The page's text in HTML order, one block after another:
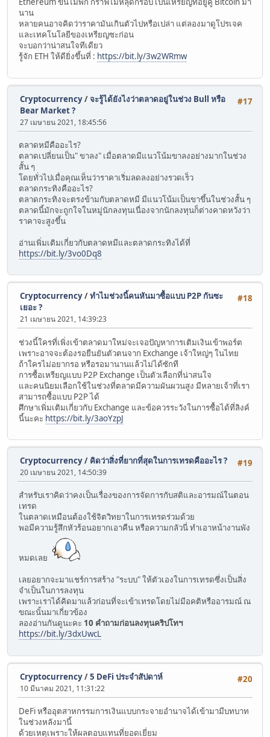
นาน
หลายคนอาจคิดว่าราคามันเกินตัวไปหรือเปล่า แต่ลองมาดูโปรเจค
และเทคโนโลยีของเหรียญซะก่อน
จะบอกว่าน่าสนใจทีเดียว
รู้จัก ETH ให้ดียิ่งขึ้นที่ : https://bit.ly/3w2WRmw
#17
Cryptocurrency/จะรู้ได้ยังไงว่าตลาดอยู่ในช่วง Bull หรือ
Bear Market ?
27 เมษายน 2021, 18:45:56
ตลาดหมีคืออะไร?
ตลาดเปลี่ยนเป็น" ขาลง" เมื่อตลาดมีแนวโน้มขาลงอย่างมากในช่วง
สั้น ๆ
โดยทั่วไปเมื่อคุณเห็นว่าราคาเริ่มลดลงอย่างรวดเร็ว
ตลาดกระทิงคืออะไร?
ตลาดกระทิงจะตรงข้ามกับตลาดหมี มีแนวโน้มเป็นขาขึ้นในช่วงสั้น ๆ
ตลาดนี้มักจะถูกใจในหมู่นักลงทุนเนื่องจากนักลงทุนก็ต่างคาดหวังว่า
ราคาจะสูงขึ้น
อ่านเพิ่มเติมเกี่ยวกับตลาดหมีและตลาดกระทิงได้ที่
https://bit.ly/3vo0Dq8
#18
Cryptocurrency/ทำไมช่วงนี้คนหันมาซื้อแบบ P2P กันซะ
เยอะ ?
21 เมษายน 2021, 14:39:23
ช่วงนี้ใครที่เพิ่งเข้าตลาดมาใหม่จะเจอปัญหาการเติมเงินเข้าพอร์ต
เพราะอาจจะต้องรอยืนยันตัวตนจาก Exchange เจ้าใหญ่ๆ ในไทย
ถ้าใครไม่อยากรอ หรือรอมานานแล้วไม่ได้ซักที
การซื้อเหรียญแบบ P2P Exchange เป็นตัวเลือกที่น่าสนใจ
และคนนิยมเลือกใช้ในช่วงที่ตลาดมีความผันผวนสูง มีหลายเจ้าที่เรา
สามารถซื้อแบบ P2P ได้
ศึกษาเพิ่มเติมเกี่ยวกับ Exchange และข้อควรระวังในการซื้อได้ที่ลิงค์
นี้นะคะ https://bit.ly/3aoYzpJ
#19
Cryptocurrency/ คิดว่าสิ่งที่ยากที่สุดในการเทรดคืออะไร ?
20 เมษายน 2021, 14:50:39
สำหรับเราคิดว่าคงเป็นเรื่องของการจัดการกับสติและอารมณ์ในตอน
เทรด
ในตลาดเหมือนต้องใช้จิตวิทยาในการเทรดร่วมด้วย
พอมีความรู้สึกหัวร้อนอยากเอาคืน หรือความกลัวนี่ ทำเอาหน้างานพัง
หมดเลย
เลยอยากจะมาแชร์การสร้าง "ระบบ" ให้ตัวเองในการเทรดซึ่งเป็นสิ่ง
จำเป็นในการลงทุน
เพราะเราได้คิดมาแล้วก่อนที่จะเข้าเทรดโดยไม่มีอคติหรืออารมณ์ ณ
ขณะนั้นมาเกี่ยวข้อง
ลองอ่านกันดูนะคะ 10 คำถามก่อนลงทุนคริปโทฯ
https://bit.ly/3dxUwcL
#20
Cryptocurrency/5 DeFi ประจำสัปดาห์
10 มีนาคม 2021, 11:31:22
DeFi หรืออุตสาหกรรมการเงินแบบกระจายอำนาจได้เข้ามามีบทบาท
ในช่วงหลังมานี้
ด้วยเหตุเพราะให้ผลตอบแทนที่ยอดเยี่ยม